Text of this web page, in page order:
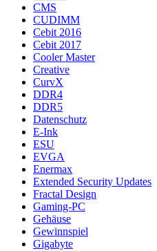
CMS
CUDIMM
Cebit 2016
Cebit 2017
Cooler Master
Creative
CurvX
DDR4
DDR5
Datenschutz
E-Ink
ESU
EVGA
Enermax
Extended Security Updates
Fractal Design
Gaming-PC
Gehäuse
Gewinnspiel
Gigabyte